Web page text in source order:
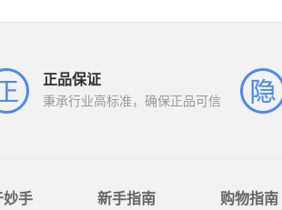
正品保证
秉承行业高标准，确保正品可信
妙手 新手指南 购物指南